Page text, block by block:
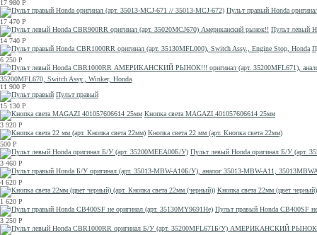
17 980 Р
Пульт правый Honda
17 470 Р
Пульт левый
14 740 Р
6 250 Р
35200MFL670, Switch Assy., Winker, Honda
11 900 Р
Пульт правый
15 130 Р
Кнопка света MAGAZI 401057606614 25мм
3 920 Р
Кнопка света 22 мм (арт. Кнопка света 22мм)
500 Р
Пульт левый Honda оригинал Б/У (арт.
3 460 Р
4 620 Р
Кнопка света 22мм (цвет
1 620 Р
Пульт правый Honda CB400SF
3 250 Р